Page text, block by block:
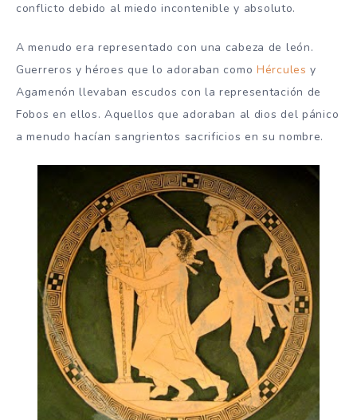
conflicto debido al miedo incontenible y absoluto.
A menudo era representado con una cabeza de león.
Guerreros y héroes que lo adoraban como Hérculesy
Agamenón llevaban escudos con la representación de
Fobos en ellos. Aquellos que adoraban al dios del pánico
a menudo hacían sangrientos sacrificios en su nombre.